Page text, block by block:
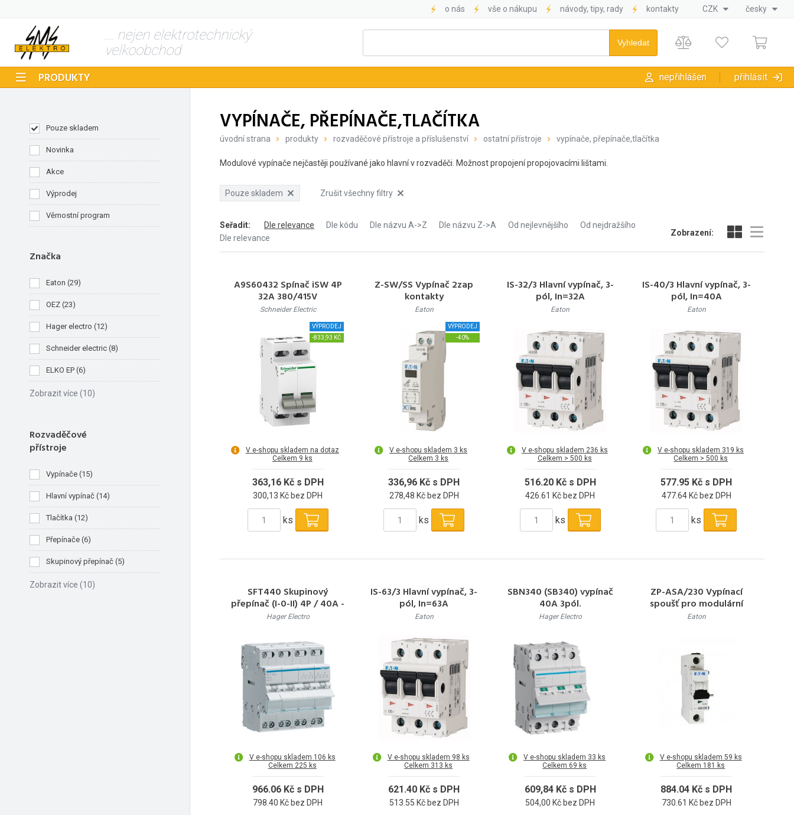
o nás vše o nákupu návody, tipy, rady kontakty CZK česky
... nejen elektrotechnický
velkoobchod
PRODUKTY nepřihlášen přihlásit
Pouze skladem
Novinka
Akce
Výprodej
Věrnostní program
Značka
Eaton (29)
OEZ (23)
Hager electro (12)
Schneider electric (8)
ELKO EP (6)
Zobrazit více (10)
Rozvaděčové
přístroje
Vypínače (15)
Hlavní vypínač (14)
Tlačítka (12)
Přepínače (6)
Skupinový přepínač (5)
Zobrazit více (10)
VYPÍNAČE, PŘEPÍNAČE,TLAČÍTKA
úvodní strana produkty rozvaděčové přístroje a příslušenství ostatní přístroje vypínače, přepínače,tlačítka
Modulové vypínače nejčastěji používané jako hlavní v rozvaděči. Možnost propojení propojovacími lištami.
Pouze skladem Zrušit všechny filtry
Seřadit: Dle relevance Dle kódu Dle názvu A->Z Dle názvu Z->A Od nejlevnějšího
Od nejdražšího
Dle relevance
Zobrazení:
A9S60432 Spínač iSW 4P
32A 380/415V
Schneider Electric
VÝPRODEJ
-833,93 KČ
V e-shopu skladem na dotaz
Celkem 9 ks
363,16 Kč s DPH
300,13 Kč bez DPH
ks
Z-SW/SS Vypínač 2zap
kontakty
Eaton
VÝPRODEJ
-40%
V e-shopu skladem 3 ks
Celkem 3 ks
336,96 Kč s DPH
278,48 Kč bez DPH
ks
IS-32/3 Hlavní vypínač, 3-
pól, In=32A
Eaton
V e-shopu skladem 236 ks
Celkem > 500 ks
516.20 Kč s DPH
426.61 Kč bez DPH
ks
IS-40/3 Hlavní vypínač, 3-
pól, In=40A
Eaton
V e-shopu skladem 319 ks
Celkem > 500 ks
577.95 Kč s DPH
477.64 Kč bez DPH
ks
SFT440 Skupinový
přepínač (I-0-II) 4P / 40A -
výstupní kontakt horem
Hager Electro
V e-shopu skladem 106 ks
Celkem 225 ks
966.06 Kč s DPH
798.40 Kč bez DPH
IS-63/3 Hlavní vypínač, 3-
pól, In=63A
Eaton
V e-shopu skladem 98 ks
Celkem 313 ks
621.40 Kč s DPH
513.55 Kč bez DPH
SBN340 (SB340) vypínač
40A 3pól.
Hager Electro
V e-shopu skladem 33 ks
Celkem 69 ks
609,84 Kč s DPH
504,00 Kč bez DPH
ZP-ASA/230 Vypínací
spoušť pro modulární
jističe, montáž vlevo,
Eaton
V e-shopu skladem 59 ks
Celkem 181 ks
884.04 Kč s DPH
730.61 Kč bez DPH